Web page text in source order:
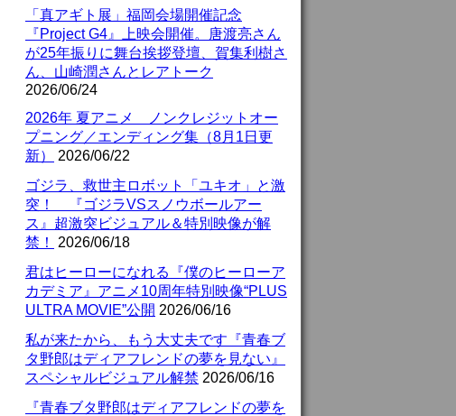
「真アギト展」福岡会場開催記念
『Project G4』上映会開催。唐渡亮さん
が25年振りに舞台挨拶登壇、賀集利樹さ
ん、山崎潤さんとレアトーク
2026/06/24
2026年 夏アニメ ノンクレジットオー
プニング／エンディング集（8月1日更
新）
2026/06/22
ゴジラ、救世主ロボット「ユキオ」と激
突！ 『ゴジラVSスノウボールアー
ス』超激突ビジュアル＆特別映像が解
禁！
2026/06/18
君はヒーローになれる『僕のヒーローア
カデミア』アニメ10周年特別映像“PLUS
ULTRA MOVIE”公開 2026/06/16
私が来たから、もう大丈夫です『青春ブ
タ野郎はディアフレンドの夢を見ない』
スペシャルビジュアル解禁 2026/06/16
『青春ブタ野郎はディアフレンドの夢を